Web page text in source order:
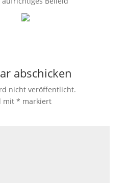
abschicken
nicht veröffentlicht.
mit * markiert